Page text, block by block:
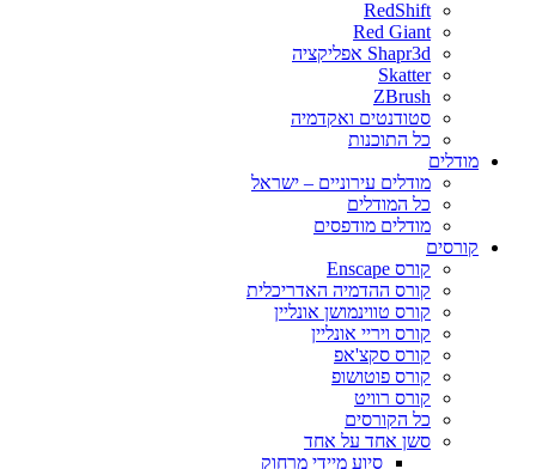
RedShift
Red Giant
Shapr3d אפליקציה
Skatter
ZBrush
סטודנטים ואקדמיה
כל התוכנות
מודלים
מודלים עירוניים – ישראל
כל המודלים
מודלים מודפסים
קורסים
קורס Enscape
קורס ההדמיה האדריכלית
קורס טווינמושן אונליין
קורס ויריי אונליין
קורס סקצ'אפ
קורס פוטושופ
קורס רוויט
כל הקורסים
סשן אחד על אחד
סיוע מיידי מרחוק